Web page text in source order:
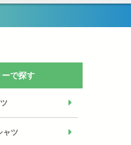
で探す
ャツ